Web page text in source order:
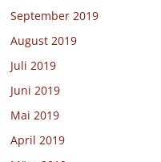
September 2019
August 2019
Juli 2019
Juni 2019
Mai 2019
April 2019